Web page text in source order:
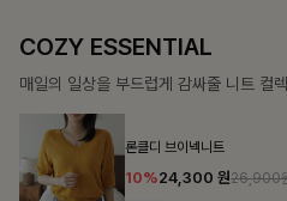
DOUBLE THE JOY
함께할 때 더욱 완벽한, 합리적인 선택으
필첸체크 스트링블라우스+플
14%42,900원49,800